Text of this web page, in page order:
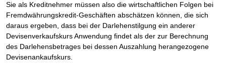
Sie als Kreditnehmer müssen also die wirtschaftlichen Folgen bei
Fremdwährungskredit-Geschäften abschätzen können, die sich
daraus ergeben, dass bei der Darlehenstilgung ein anderer
Devisenverkaufskurs Anwendung findet als der zur Berechnung
des Darlehensbetrages bei dessen Auszahlung herangezogene
Devisenankaufskurs.